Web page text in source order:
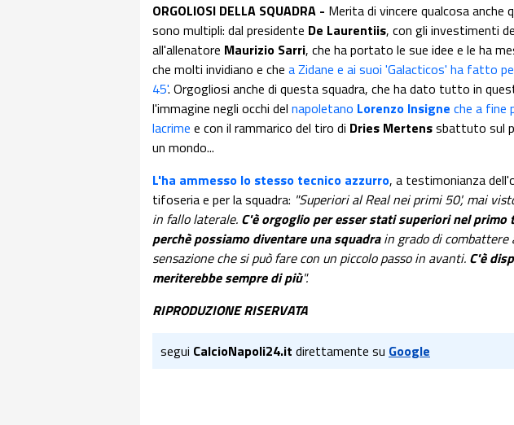
ORGOLIOSI DELLA SQUADRA - Merita di vincere qualcosa anche
sono multipli: dal presidente De Laurentiis, con gli investimenti
all'allenatore Maurizio Sarri, che ha portato le sue idee e le ha
che molti invidiano e che a Zidane e ai suoi 'Galacticos' ha fatto
45'. Orgogliosi anche di questa squadra, che ha dato tutto in
l'immagine negli occhi del napoletano Lorenzo Insigne che a fine
lacrime e con il rammarico del tiro di Dries Mertenssbattuto sul
un mondo...
L'ha ammesso lo stesso tecnico azzurro, a testimonianza
tifoseria e per la squadra: "Superiori al Real nei primi 50', mai
in fallo laterale. C'è orgoglio per esser stati superiori nel primo
perchèpossiamo diventare una squadrain grado di combattere
sensazione che si può fare con un piccolo passo in avanti. C'è
meriterebbe sempre di più".
RIPRODUZIONE RISERVATA
segui CalcioNapoli24.it direttamente su Google